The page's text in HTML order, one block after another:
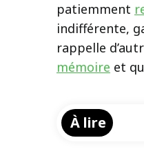
patiemment
indifférente,
rappelle
mémoire et
À lire